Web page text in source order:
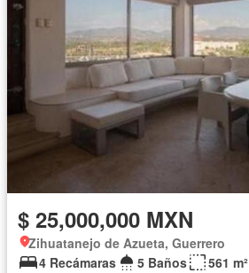
$ 25,000,000 MXN
Zihuatanejo de Azueta, Guerrero
4 Recámaras
5 Baños
561 m²